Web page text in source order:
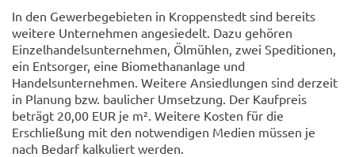
In den Gewerbegebieten in Kroppenstedt sind bereits
weitere Unternehmen angesiedelt. Dazu gehören
Einzelhandelsunternehmen, Ölmühlen, zwei Speditionen,
ein Entsorger, eine Biomethananlage und
Handelsunternehmen. Weitere Ansiedlungen sind derzeit
in Planung bzw. baulicher Umsetzung. Der Kaufpreis
beträgt 20,00 EUR je m². Weitere Kosten für die
Erschließung mit den notwendigen Medien müssen je
nach Bedarf kalkuliert werden.